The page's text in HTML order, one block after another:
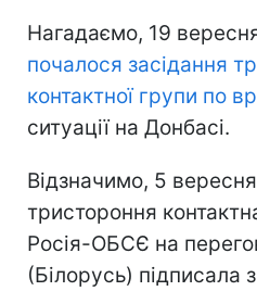
Нагадаємо, 19
почалося засідання
контактної групи по
ситуації на Донбасі.
Відзначимо, 5
тристороння
Росія-ОБСЄ на
(Білорусь) підписала